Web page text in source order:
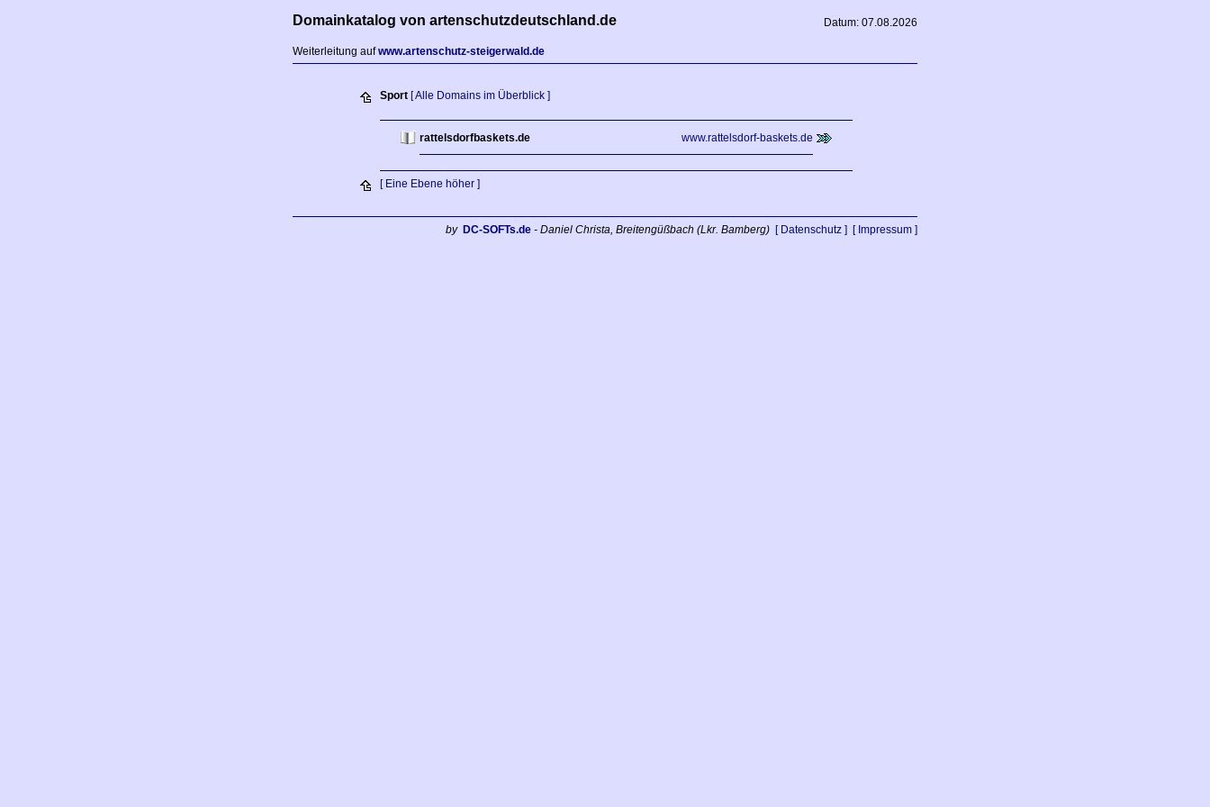
Domainkatalog von artenschutzdeutschland.de Datum: 07.08.2026
Weiterleitung aufwww.artenschutz-steigerwald.de
Sport [ Alle Domains im Überblick ]
rattelsdorfbaskets.de www.rattelsdorf-baskets.de
[ Eine Ebene höher ]
by DC-SOFTs.de - Daniel Christa, Breitengüßbach (Lkr. Bamberg) [ Datenschutz ] [ Impressum ]